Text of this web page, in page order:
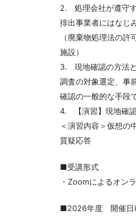
2. 処理会社が遵守
排出事業者にはなじ
（廃棄物処理法の
施設）
3. 現地確認の方法
調査の対象選定、事
確認の一般的な手段
4. 【演習】現地確
＜演習内容＞仮想の
質疑応答
■受講形式
・Zoomによるオン
■2026年度 開催日